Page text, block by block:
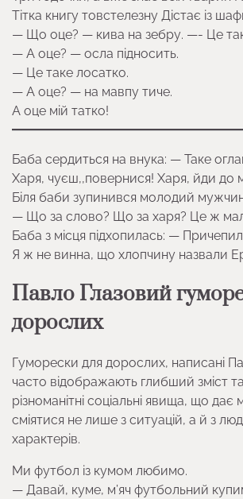
Тітка книгу товстелезну Дістає із
— Що оце? — кива на зебру. —- Це
— А оце? — осла підносить.
— Це таке лосатко.
— А оце? — на мавпу тиче.
А оце мій татко!
Баба сердиться на внука: — Таке
Харя, чуєш,,повернися! Харя, йди до
Біля баби зупинився молодий
— Що за слово? Що за харя? Це ж
Баба з місця підхопилась: —
Я ж не винна, що хлопчину назвали
Павло Глазовий
дорослих
Гуморески для дорослих, написані
часто відображають глибший зміст
різноманітні соціальні явища, що дає
сміятися не лише з ситуацій, а й з
характерів.
Ми футбол із кумом любимо.
— Давай, куме, м’яч футбольний